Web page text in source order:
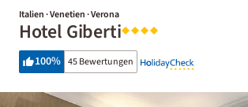
Italien · Venetien · Verona
Hotel Giberti
100% 45 Bewertungen